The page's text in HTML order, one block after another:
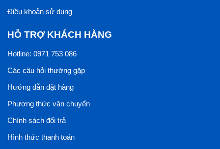
Điều khoản sử dụng
HỖ TRỢ KHÁCH HÀNG
Hotline: 0971 753 086
Các câu hỏi thường gặp
Hướng dẫn đặt hàng
Phương thức vận chuyển
Chính sách đổi trả
Hình thức thanh toán